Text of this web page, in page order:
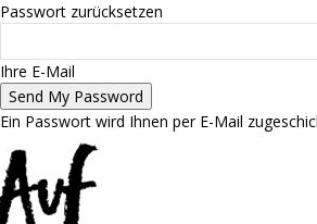
Passwort zurücksetzen
Ihre E-Mail
Ein Passwort wird Ihnen per E-Mail